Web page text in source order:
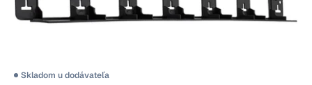
Skladom u dodávateľa